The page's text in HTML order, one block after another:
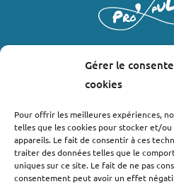
Gérer le
cookies
Pour offrir les meilleures expériences,
telles que les cookies pour stocker et/
appareils. Le fait de consentir à ces
traiter des données telles que le
uniques sur ce site. Le fait de ne pas
consentement peut avoir un effet
Où nous
Nyons